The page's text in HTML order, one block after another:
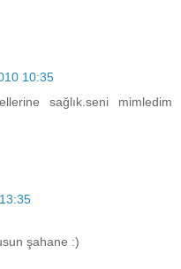
10:35
sağlık.seni mimledim
şahane :)